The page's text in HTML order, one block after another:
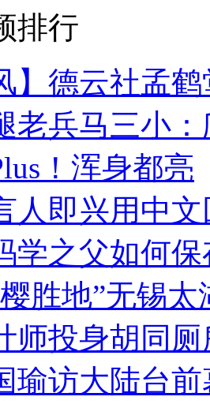
排行
】德云社孟
老兵马三小
！浑身都亮
人即兴用中
学之父如何
胜地”无锡
师投身胡同
瑜访大陆台